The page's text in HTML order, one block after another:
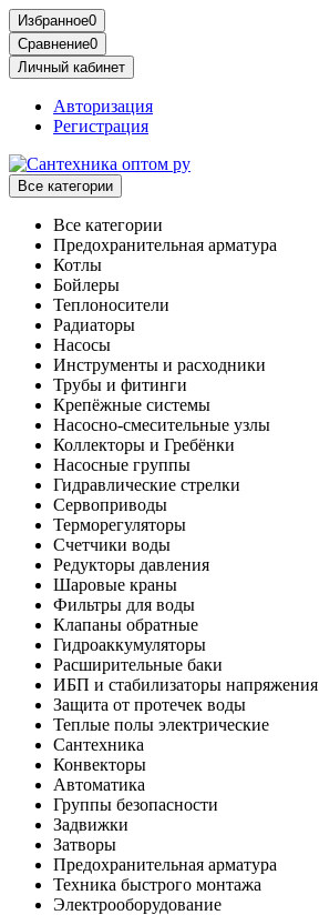
Избранное0
Сравнение0
Личный кабинет
Авторизация
Регистрация
Все категории
Все категории
Предохранительная арматура
Котлы
Бойлеры
Теплоносители
Радиаторы
Насосы
Инструменты и расходники
Трубы и фитинги
Крепёжные системы
Насосно-смесительные узлы
Коллекторы и Гребёнки
Насосные группы
Гидравлические стрелки
Сервоприводы
Терморегуляторы
Счетчики воды
Редукторы давления
Шаровые краны
Фильтры для воды
Клапаны обратные
Гидроаккумуляторы
Расширительные баки
ИБП и стабилизаторы напряжения
Защита от протечек воды
Теплые полы электрические
Сантехника
Конвекторы
Автоматика
Группы безопасности
Задвижки
Затворы
Предохранительная арматура
Техника быстрого монтажа
Электрооборудование